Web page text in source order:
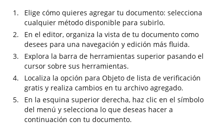
Elige cómo quieres agregar tu documento: selecciona
cualquier método disponible para subirlo.
En el editor, organiza la vista de tu documento como
desees para una navegación y edición más fluida.
Explora la barra de herramientas superior pasando el
cursor sobre sus herramientas.
Localiza la opción para Objeto de lista de verificación
gratis y realiza cambios en tu archivo agregado.
En la esquina superior derecha, haz clic en el símbolo
del menú y selecciona lo que deseas hacer a
continuación con tu documento.